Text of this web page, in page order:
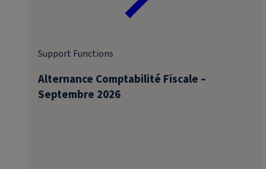
Alternance Comptabilité Fiscale –
Septembre 2026
Support Functions